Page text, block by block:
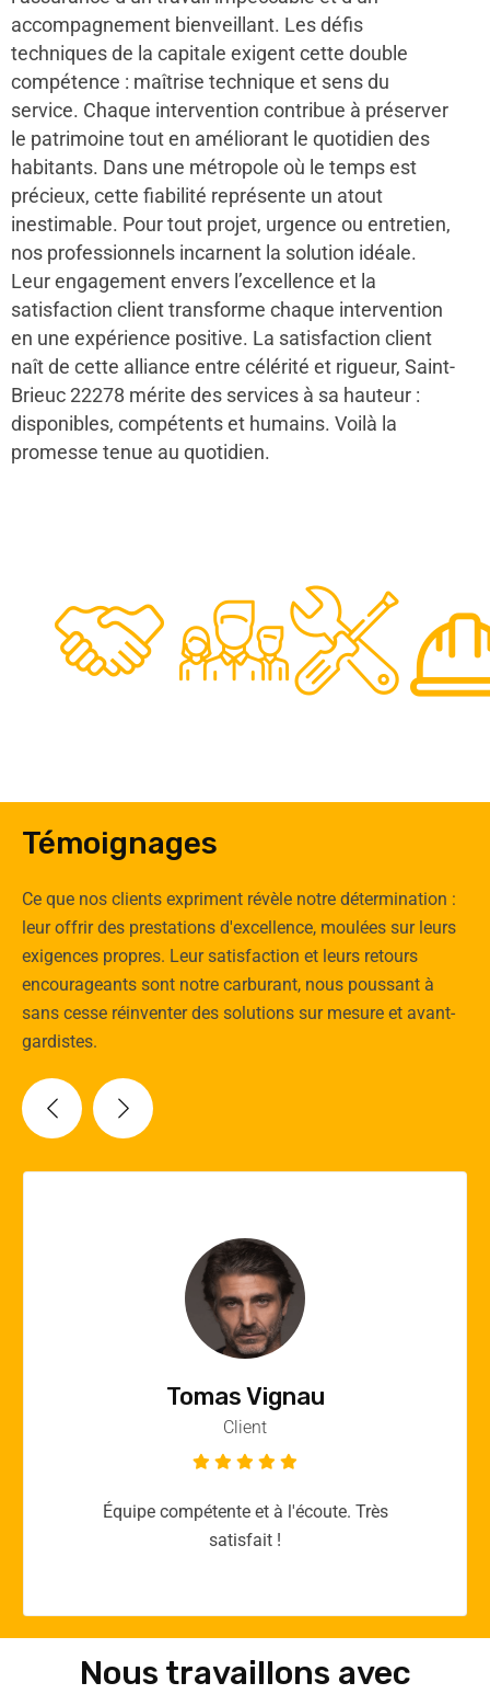
accompagnement bienveillant. Les défis
techniques de la capitale exigent cette double
compétence : maîtrise technique et sens du
service. Chaque intervention contribue à préserver
le patrimoine tout en améliorant le quotidien des
habitants. Dans une métropole où le temps est
précieux, cette fiabilité représente un atout
inestimable. Pour tout projet, urgence ou entretien,
nos professionnels incarnent la solution idéale.
Leur engagement envers l’excellence et la
satisfaction client transforme chaque intervention
en une expérience positive. La satisfaction client
naît de cette alliance entre célérité et rigueur, Saint-
Brieuc 22278 mérite des services à sa hauteur :
disponibles, compétents et humains. Voilà la
promesse tenue au quotidien.
48
0
50
Experts
Témoignages
Ce que nos clients expriment révèle notre détermination :
leur offrir des prestations d'excellence, moulées sur leurs
exigences propres. Leur satisfaction et leurs retours
encourageants sont notre carburant, nous poussant à
sans cesse réinventer des solutions sur mesure et avant-
gardistes.
Vincent Quere
Client
Merci yellow365.work pour votre expertise!
Nous travaillons avec